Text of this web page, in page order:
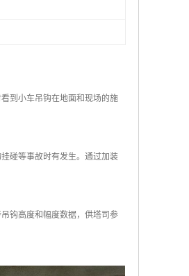
到小车吊钩在地面和现场的施
碰等事故时有发生。通过加装
钩高度和幅度数据，供塔司参